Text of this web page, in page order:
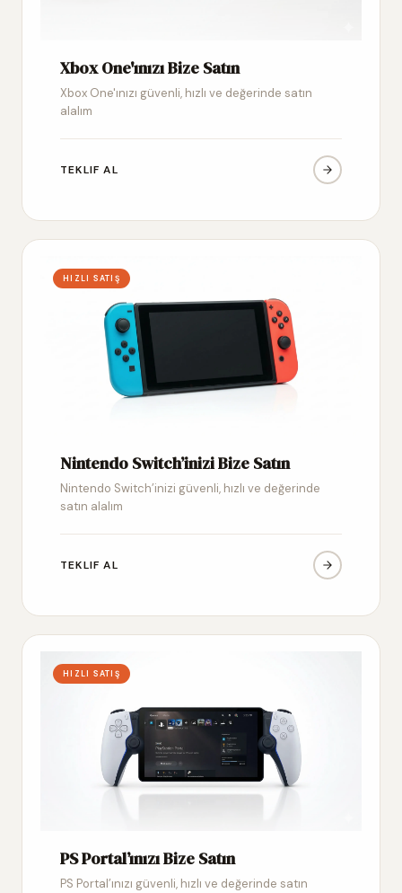
Xbox One'ınızı Bize Satın
Xbox One'ınızı güvenli, hızlı ve değerinde satın
alalım
TEKLIF AL
HIZLI SATIŞ
Nintendo Switch’inizi Bize Satın
Nintendo Switch’inizi güvenli, hızlı ve değerinde
satın alalım
TEKLIF AL
HIZLI SATIŞ
PS Portal’ınızı Bize Satın
PS Portal’ınızı güvenli, hızlı ve değerinde satın